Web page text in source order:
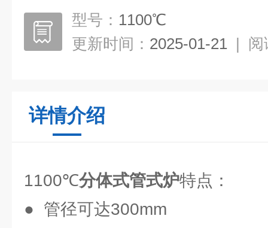
型号： 1100℃
更新时间： 2025-01-21 | 阅
详情介绍
1100℃分体式管式炉特点：
● 管径可达300mm